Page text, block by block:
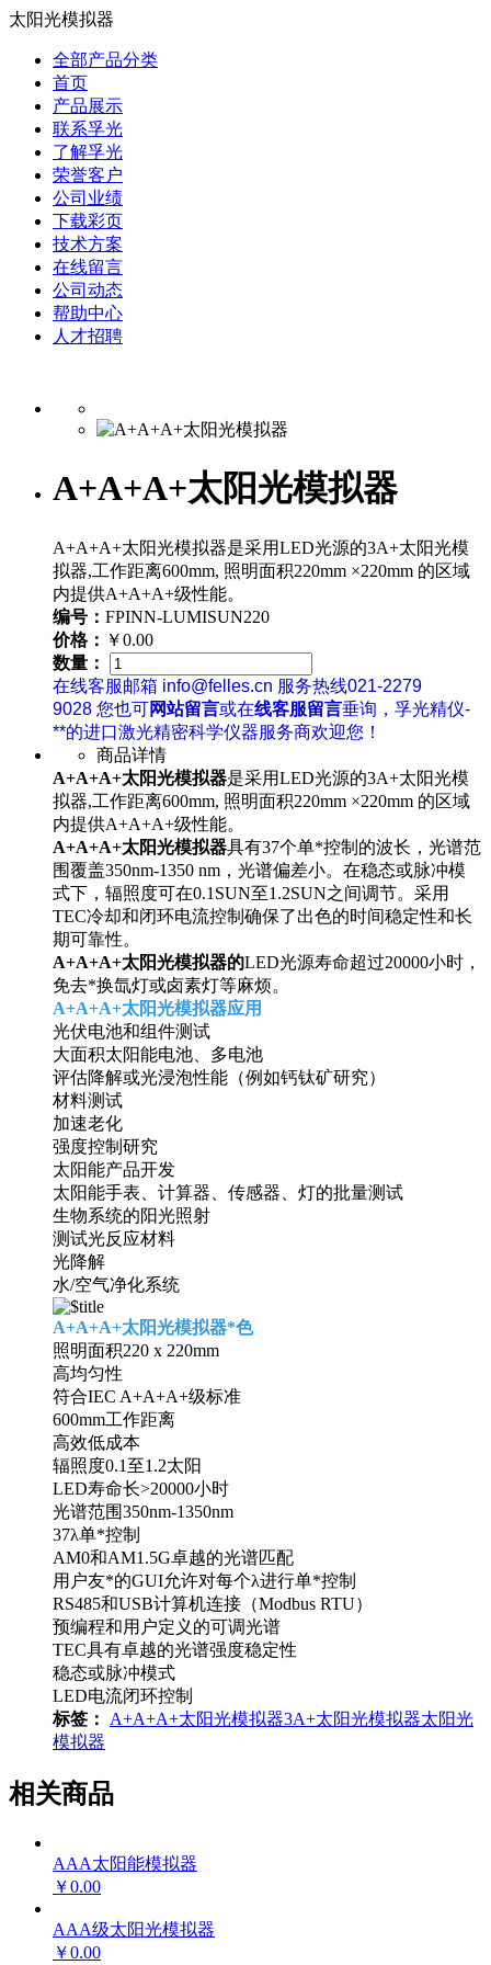
太阳光模拟器
全部产品分类
首页
产品展示
联系孚光
了解孚光
荣誉客户
公司业绩
下载彩页
技术方案
在线留言
公司动态
帮助中心
人才招聘
A+A+A+太阳光模拟器
A+A+A+太阳光模拟器是采用LED光源的3A+太阳光模
拟器,工作距离600mm, 照明面积220mm ×220mm 的区域
内提供A+A+A+级性能。
编号： FPINN-LUMISUN220
价格： ￥0.00
数量：
在线客服邮箱 info@felles.cn 服务热线021-2279
9028 您也可网站留言或在线客服留言垂询，孚光精仪-
**的进口激光精密科学仪器服务商欢迎您！
商品详情
A+A+A+太阳光模拟器是采用LED光源的3A+太阳光模
拟器,工作距离600mm, 照明面积220mm ×220mm 的区域
内提供A+A+A+级性能。
A+A+A+太阳光模拟器具有37个单*控制的波长，光谱范
围覆盖350nm-1350 nm，光谱偏差小。在稳态或脉冲模
式下，辐照度可在0.1SUN至1.2SUN之间调节。采用
TEC冷却和闭环电流控制确保了出色的时间稳定性和长
期可靠性。
A+A+A+太阳光模拟器的LED光源寿命超过20000小时，
免去*换氙灯或卤素灯等麻烦。
A+A+A+太阳光模拟器应用
光伏电池和组件测试
大面积太阳能电池、多电池
评估降解或光浸泡性能（例如钙钛矿研究）
材料测试
加速老化
强度控制研究
太阳能产品开发
太阳能手表、计算器、传感器、灯的批量测试
生物系统的阳光照射
测试光反应材料
光降解
水/空气净化系统
A+A+A+太阳光模拟器*色
照明面积220 x 220mm
高均匀性
符合IEC A+A+A+级标准
600mm工作距离
高效低成本
辐照度0.1至1.2太阳
LED寿命长>20000小时
光谱范围350nm-1350nm
37λ单*控制
AM0和AM1.5G卓越的光谱匹配
用户友*的GUI允许对每个λ进行单*控制
RS485和USB计算机连接（Modbus RTU）
预编程和用户定义的可调光谱
TEC具有卓越的光谱强度稳定性
稳态或脉冲模式
LED电流闭环控制
标签：
A+A+A+太阳光模拟器3A+太阳光模拟器太阳光
模拟器
相关商品
AAA太阳能模拟器
￥0.00
AAA级太阳光模拟器
￥0.00